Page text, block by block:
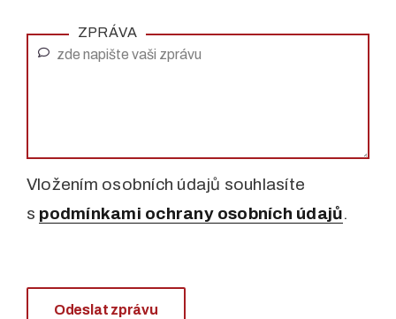
ZPRÁVA
Vložením osobních údajů souhlasíte
s podmínkami ochrany osobních údajů.
Odeslat zprávu